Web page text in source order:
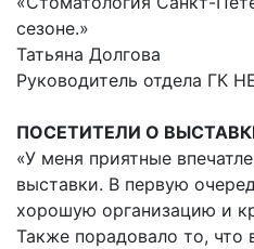
сезоне.»
Татьяна Долгова
Руководитель отдела ГК
ПОСЕТИТЕЛИ О
«У меня приятные
выставки. В первую
хорошую организацию и
Также порадовало то, что